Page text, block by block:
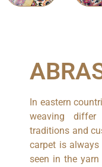
In eastern
weaving
traditions and
carpet is always
seen in the